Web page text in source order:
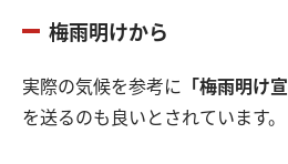
梅雨明けから
実際の気候を参考に 「梅雨明け
を送るのも良いとされています。